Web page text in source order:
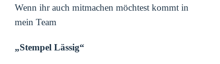
Wenn ihr auch mitmachen möchtest kommt in
mein Team
„Stempel Lässig“